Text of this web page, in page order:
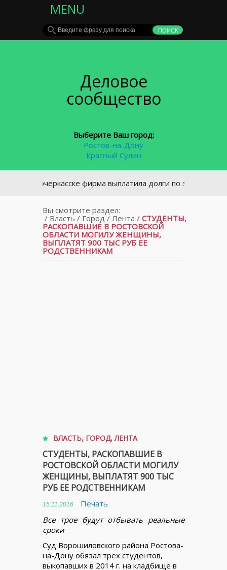
MENU
Деловое
сообщество
Выберите Ваш город:
Ростов-на-Дону
Красный Сулин
фирма выплатила долги по зарплате 7,4 млн
Вы смотрите раздел:
/ Власть / Город / Лента / СТУДЕНТЫ,
РАСКОПАВШИЕ В РОСТОВСКОЙ
ОБЛАСТИ МОГИЛУ ЖЕНЩИНЫ,
ВЫПЛАТЯТ 900 ТЫС РУБ ЕЕ
РОДСТВЕННИКАМ
ВЛАСТЬ, ГОРОД,ЛЕНТА
СТУДЕНТЫ, РАСКОПАВШИЕ В
РОСТОВСКОЙ ОБЛАСТИ МОГИЛУ
ЖЕНЩИНЫ, ВЫПЛАТЯТ 900 ТЫС
РУБ ЕЕ РОДСТВЕННИКАМ
15.11.2016
Печать
Все трое будут отбывать реальные
сроки
Суд Ворошиловского района Ростова-
на-Дону обязал трех студентов,
выкопавших в 2014 г. на кладбище в